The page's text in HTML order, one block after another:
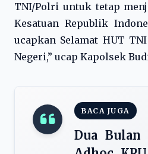
TNI/Polri untuk tetap
Kesatuan Republik
ucapkan Selamat HUT
Negeri,” ucap Kapolsek
BACA JUGA
Dua Bulan